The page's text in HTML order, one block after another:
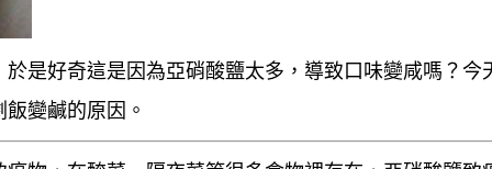
是好奇這是因為亞硝酸鹽太多，導致口味變咸嗎？今
變鹹的原因。